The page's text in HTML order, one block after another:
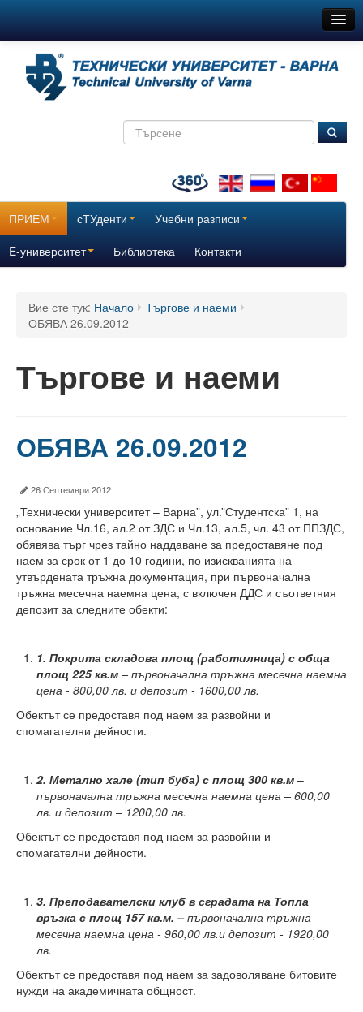
Новини
За нас
Поздравителни адреси
60 години ТУ - Варна
Успели в науката и бизнеса
Тържество по случай празника на университета
Мандатна програма
Ректор
Структура
Органи за управление
Факултети и Колежи
Машинно-технологичен факултет
Електротехнически факултет
Колежи
Колеж в структурата на ТУ-Варна
ПРИЕМ сТУденти
Учебни разписи
E-университет
Библиотека Контакти
Вие сте тук: Начало
Търгове и наеми
ОБЯВА 26.09.2012
Търгове и наеми
ОБЯВА 26.09.2012
26 Септември 2012
„Технически университет – Варна”, ул.”Студентска” 1, на
основание Чл.16, ал.2 от ЗДС и Чл.13, ал.5, чл. 43 от ППЗДС,
обявява търг чрез тайно наддаване за предоставяне под
наем за срок от 1 до 10 години, по изискванията на
утвърдената тръжна документация, при първоначална
тръжна месечна наемна цена, с включен ДДС и съответния
депозит за следните обекти:
1. Покрита складова площ (работилница) с обща
площ 225 кв.м – първоначална тръжна месечна наемна
цена - 800,00 лв. и депозит - 1600,00 лв.
Обектът се предоставя под наем за развойни и
спомагателни дейности.
2. Метално хале (тип буба) с площ 300 кв.м –
първоначална тръжна месечна наемна цена – 600,00
лв. и депозит – 1200,00 лв.
Обектът се предоставя под наем за развойни и
спомагателни дейности.
3. Преподавателски клуб в сградата на Топла
връзка с площ 157 кв.м. – първоначална тръжна
месечна наемна цена - 960,00 лв.и депозит - 1920,00
лв.
Обектът се предоставя под наем за задоволяване битовите
нужди на академичната общност.